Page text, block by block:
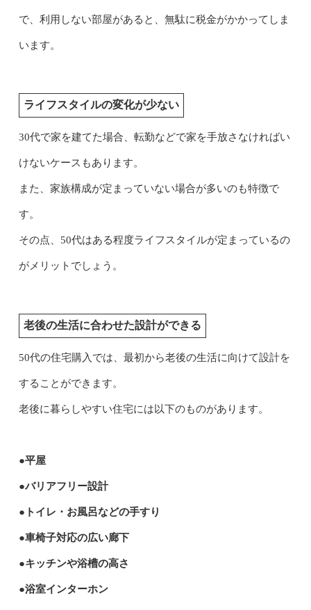
で、利用しない部屋があると、無駄に税金がかかってしま
います。
ライフスタイルの変化が少ない
30代で家を建てた場合、転勤などで家を手放さなければい
けないケースもあります。
また、家族構成が定まっていない場合が多いのも特徴で
す。
その点、50代はある程度ライフスタイルが定まっているの
がメリットでしょう。
老後の生活に合わせた設計ができる
50代の住宅購入では、最初から老後の生活に向けて設計を
することができます。
老後に暮らしやすい住宅には以下のものがあります。
●平屋
●バリアフリー設計
●トイレ・お風呂などの手すり
●車椅子対応の広い廊下
●キッチンや浴槽の高さ
●浴室インターホン